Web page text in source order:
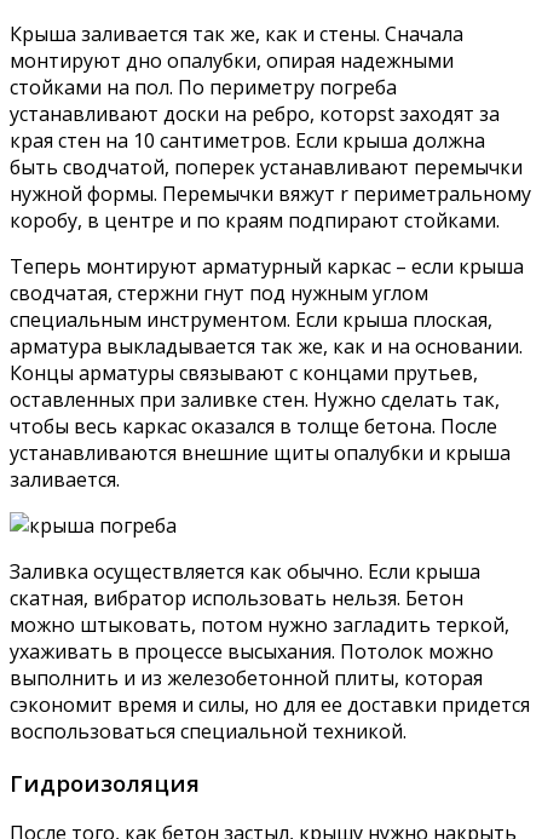
Крыша заливается так же, как и стены. Сначала
монтируют дно опалубки, опирая надежными
стойками на пол. По периметру погреба
устанавливают доски на ребро, которst заходят за
края стен на 10 сантиметров. Если крыша должна
быть сводчатой, поперек устанавливают перемычки
нужной формы. Перемычки вяжут r периметральному
коробу, в центре и по краям подпирают стойками.
Теперь монтируют арматурный каркас – если крыша
сводчатая, стержни гнут под нужным углом
специальным инструментом. Если крыша плоская,
арматура выкладывается так же, как и на основании.
Концы арматуры связывают с концами прутьев,
оставленных при заливке стен. Нужно сделать так,
чтобы весь каркас оказался в толще бетона. После
устанавливаются внешние щиты опалубки и крыша
заливается.
Заливка осуществляется как обычно. Если крыша
скатная, вибратор использовать нельзя. Бетон
можно штыковать, потом нужно загладить теркой,
ухаживать в процессе высыхания. Потолок можно
выполнить и из железобетонной плиты, которая
сэкономит время и силы, но для ее доставки придется
воспользоваться специальной техникой.
Гидроизоляция
После того, как бетон застыл, крышу нужно накрыть